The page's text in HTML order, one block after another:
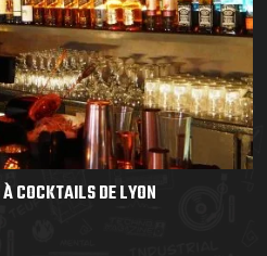
COCKTAILS DE LYON